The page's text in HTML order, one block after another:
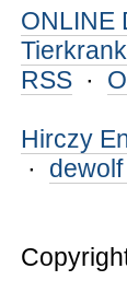
ONLINE
RSS ·
Hirczy
·